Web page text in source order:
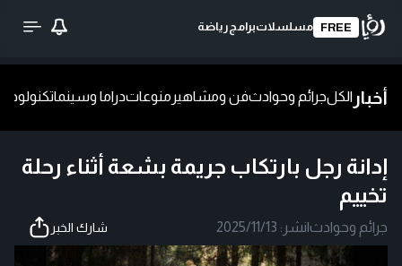
FREE مسلسلاتبرامج رياضة
أخبار الكلجرائم وحوادثفن ومشاهير منوعاتدراما وسينماتكنولوجيا
إدانة رجل بارتكاب جريمة بشعة أثناء رحلة
تخييم
جرائم وحوادث|نشر: 2025/11/13 شارك الخبر